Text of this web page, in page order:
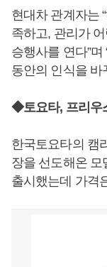
현대차 관계자는
족하고, 관리가
승행사를 연다”
동안의 인식을 바
◆토요타, 프리우
한국토요타의 캠
장을 선도해온 모
출시했는데 가격